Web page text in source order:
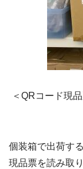
＜QRコード現
個装箱で出荷す
現品票を読み取り